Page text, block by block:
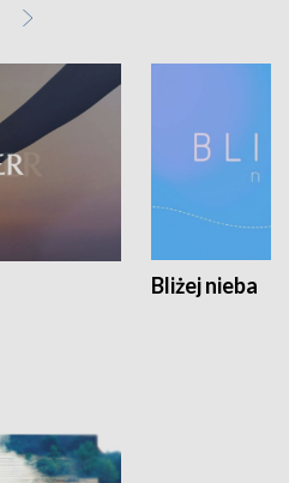
Bliżej nieba